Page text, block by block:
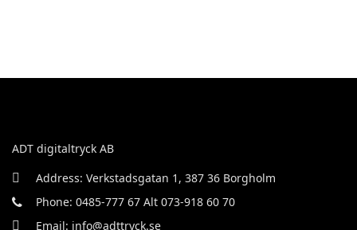
ADT digitaltryck AB
Address: Verkstadsgatan 1, 387 36 Borgholm
Phone: 0485-777 67 Alt 073-918 60 70
Email: info@adttryck.se